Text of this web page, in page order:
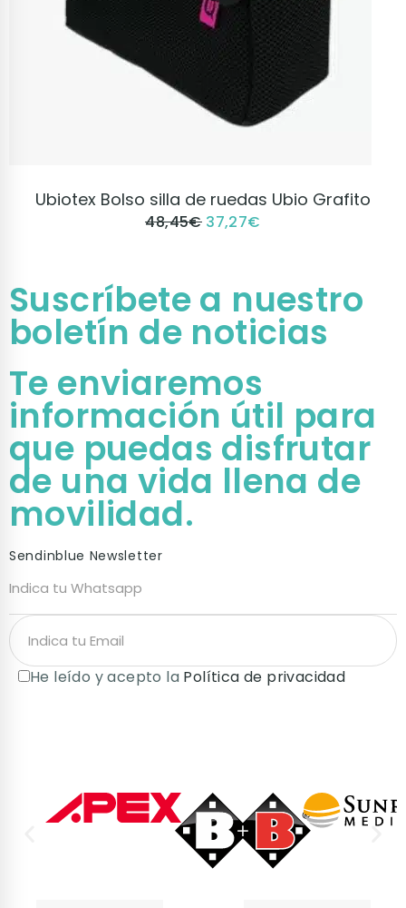
VER PRODUCTO
Ubiotex Bolso silla de ruedas Ubio Grafito
48,45€ 37,27€
Suscríbete a nuestro
boletín de noticias
Te enviaremos
información útil para
que puedas disfrutar
de una vida llena de
movilidad.
Sendinblue Newsletter
He leído y acepto la Política de privacidad